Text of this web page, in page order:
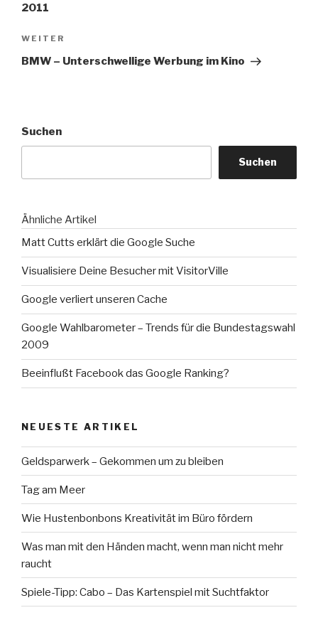
2011
Nächster
Beitrag
WEITER
BMW – Unterschwellige Werbung im Kino
Suchen
Suchen
Ähnliche Artikel
Matt Cutts erklärt die Google Suche
Visualisiere Deine Besucher mit VisitorVille
Google verliert unseren Cache
Google Wahlbarometer – Trends für die Bundestagswahl
2009
Beeinflußt Facebook das Google Ranking?
NEUESTE ARTIKEL
Geldsparwerk – Gekommen um zu bleiben
Tag am Meer
Wie Hustenbonbons Kreativität im Büro fördern
Was man mit den Händen macht, wenn man nicht mehr
raucht
Spiele-Tipp: Cabo – Das Kartenspiel mit Suchtfaktor